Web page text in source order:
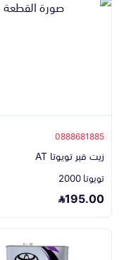
0888681885
زيت قير تويوتا AT
تويوتا 2000
195.00